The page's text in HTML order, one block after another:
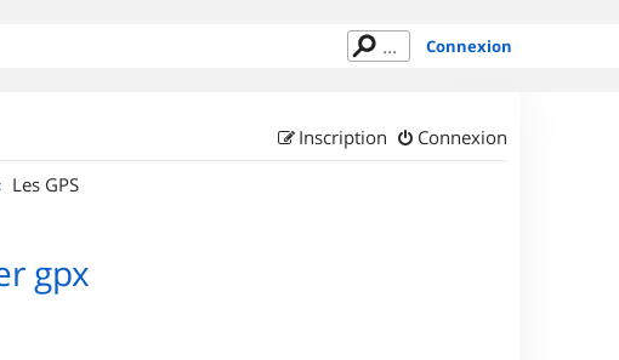
Connexion
Connexion
Inscription
Les GPS
gpx